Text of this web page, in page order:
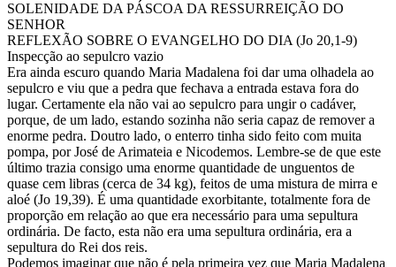
SOLENIDADE DA PÁSCOA DA RESSURREIÇÃO DO
SENHOR
REFLEXÃO SOBRE O EVANGELHO DO DIA (Jo 20,1-9)
Inspecção ao sepulcro vazio
Era ainda escuro quando Maria Madalena foi dar uma olhadela ao
sepulcro e viu que a pedra que fechava a entrada estava fora do
lugar. Certamente ela não vai ao sepulcro para ungir o cadáver,
porque, de um lado, estando sozinha não seria capaz de remover a
enorme pedra. Doutro lado, o enterro tinha sido feito com muita
pompa, por José de Arimateia e Nicodemos. Lembre-se de que este
último trazia consigo uma enorme quantidade de unguentos de
quase cem libras (cerca de 34 kg), feitos de uma mistura de mirra e
aloé (Jo 19,39). É uma quantidade exorbitante, totalmente fora de
proporção em relação ao que era necessário para uma sepultura
ordinária. De facto, esta não era uma sepultura ordinária, era a
sepultura do Rei dos reis.
Podemos imaginar que não é pela primeira vez que Maria Madalena